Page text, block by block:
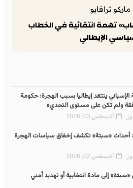
ماركو ترافايو
تهمة انتقائية في الخطاب
الإيطالي
الإسباني ينتقد إيطاليا بسبب الهجرة: حكومة
ولم تكن على مستوى التحدي»
أغسطس 03, 2026
أحداث «سبتة» تكشف إخفاق سياسات الهجرة
أغسطس 02, 2026
إلى مادة انتخابية أو تهديد أمني